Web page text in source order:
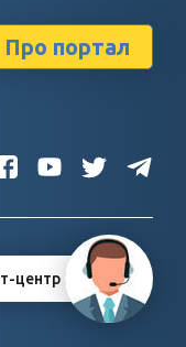
Про портал
центр